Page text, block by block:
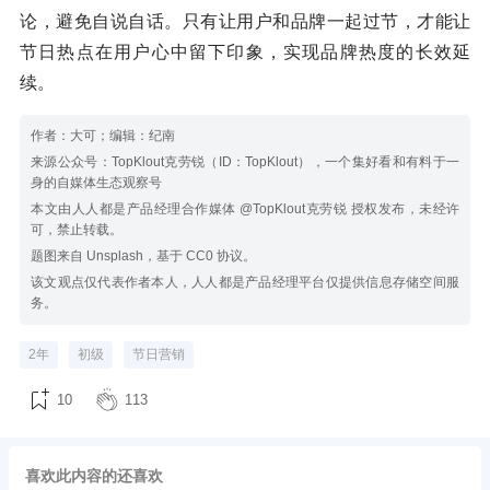
论，避免自说自话。只有让用户和品牌一起过节，才能让
节日热点在用户心中留下印象，实现品牌热度的长效延
续。
作者：大可；编辑：纪南
来源公众号：TopKlout克劳锐（ID：TopKlout），一个集好看和有料于一
身的自媒体生态观察号
本文由人人都是产品经理合作媒体 @TopKlout克劳锐 授权发布，未经许
可，禁止转载。
题图来自 Unsplash，基于 CC0 协议。
该文观点仅代表作者本人，人人都是产品经理平台仅提供信息存储空间服
务。
2年 初级 节日营销
10 113
喜欢此内容的还喜欢